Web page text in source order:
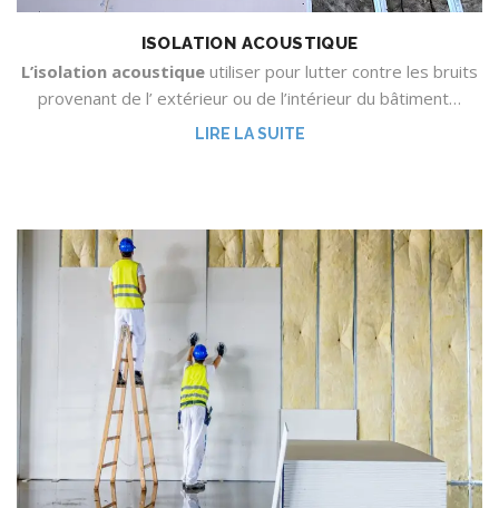
ISOLATION ACOUSTIQUE
L’isolation acoustique utiliser pour lutter contre les bruits
provenant de l’ extérieur ou de l’intérieur du bâtiment…
LIRE LA SUITE